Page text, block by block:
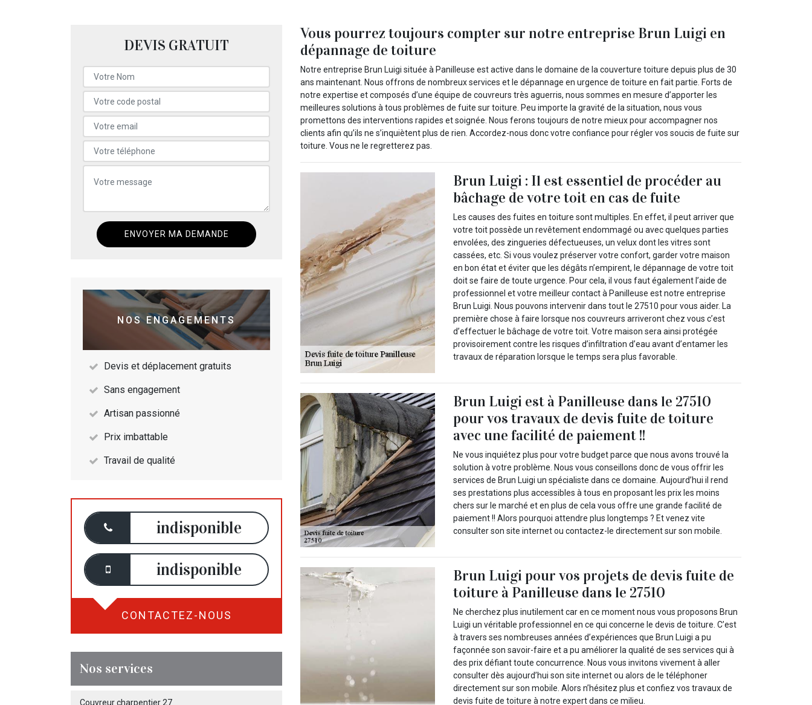
DEVIS GRATUIT
NOS ENGAGEMENTS
Devis et déplacement gratuits
Sans engagement
Artisan passionné
Prix imbattable
Travail de qualité
indisponible
indisponible
CONTACTEZ-NOUS
Nos services
Couvreur charpentier 27
Vous pourrez toujours compter sur notre entreprise Brun Luigi en
dépannage de toiture
Notre entreprise Brun Luigi située à Panilleuse est active dans le domaine de la couverture toiture depuis plus de 30
ans maintenant. Nous offrons de nombreux services et le dépannage en urgence de toiture en fait partie. Forts de
notre expertise et composés d’une équipe de couvreurs très aguerris, nous sommes en mesure d’apporter les
meilleures solutions à tous problèmes de fuite sur toiture. Peu importe la gravité de la situation, nous vous
promettons des interventions rapides et soignée. Nous ferons toujours de notre mieux pour accompagner nos
clients afin qu’ils ne s’inquiètent plus de rien. Accordez-nous donc votre confiance pour régler vos soucis de fuite sur
toiture. Vous ne le regretterez pas.
Brun Luigi : Il est essentiel de procéder au
bâchage de votre toit en cas de fuite
Les causes des fuites en toiture sont multiples. En effet, il peut arriver que
votre toit possède un revêtement endommagé ou avec quelques parties
envolées, des zingueries défectueuses, un velux dont les vitres sont
cassées, etc. Si vous voulez préserver votre confort, garder votre maison
en bon état et éviter que les dégâts n’empirent, le dépannage de votre toit
doit se faire de toute urgence. Pour cela, il vous faut également l’aide de
professionnel et votre meilleur contact à Panilleuse est notre entreprise
Brun Luigi. Nous pouvons intervenir dans tout le 27510 pour vous aider. La
première chose à faire lorsque nos couvreurs arriveront chez vous c’est
d’effectuer le bâchage de votre toit. Votre maison sera ainsi protégée
provisoirement contre les risques d’infiltration d’eau avant d’entamer les
travaux de réparation lorsque le temps sera plus favorable.
Brun Luigi est à Panilleuse dans le 27510
pour vos travaux de devis fuite de toiture
avec une facilité de paiement !!
Ne vous inquiétez plus pour votre budget parce que nous avons trouvé la
solution à votre problème. Nous vous conseillons donc de vous offrir les
services de Brun Luigi un spécialiste dans ce domaine. Aujourd’hui il rend
ses prestations plus accessibles à tous en proposant les prix les moins
chers sur le marché et en plus de cela vous offre une grande facilité de
paiement !! Alors pourquoi attendre plus longtemps ? Et venez vite
consulter son site internet ou contactez-le directement sur son mobile.
Brun Luigi pour vos projets de devis fuite de
toiture à Panilleuse dans le 27510
Ne cherchez plus inutilement car en ce moment nous vous proposons Brun
Luigi un véritable professionnel en ce qui concerne le devis de toiture. C’est
à travers ses nombreuses années d’expériences que Brun Luigi a pu
façonnée son savoir-faire et a pu améliorer la qualité de ses services qui à
des prix défiant toute concurrence. Nous vous invitons vivement à aller
consulter dès aujourd’hui son site internet ou alors de le téléphoner
directement sur son mobile. Alors n’hésitez plus et confiez vos travaux de
devis fuite de toiture à notre expert dans ce milieu.